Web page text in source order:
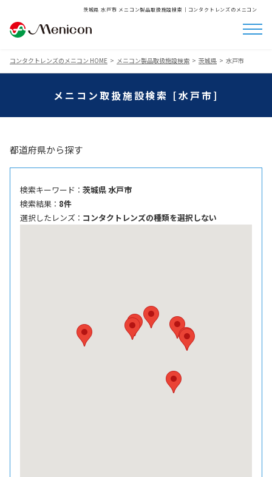
茨城県 水戸市 メニコン製品取扱施設検索│コンタクトレンズのメニコン
コンタクトレンズのメニコン HOME メニコン製品取扱施設検索 茨城県 水戸市
メニコン取扱施設検索 [水戸市]
都道府県から探す
検索キーワード ： 茨城県 水戸市
検索結果 ： 8件
選択したレンズ ： コンタクトレンズの種類を選択しない